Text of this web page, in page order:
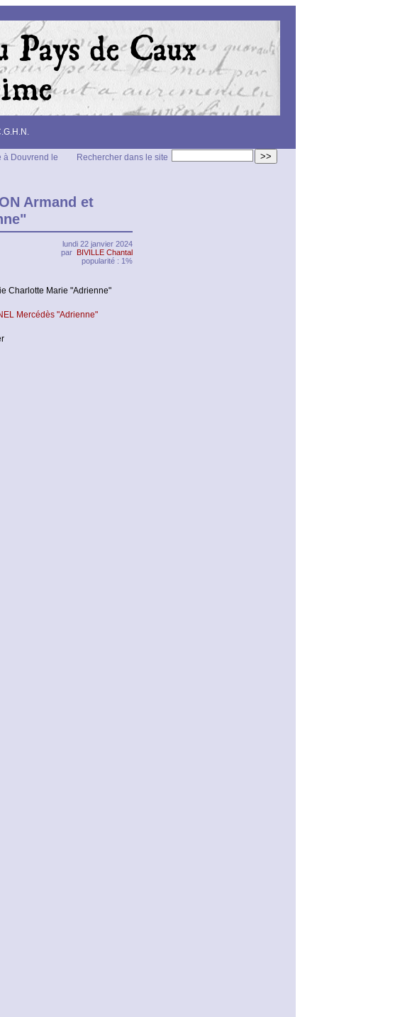
>>
Rechercher dans le site
à Douvrend le
Armand et
lundi 22 janvier 2024
par BIVILLE Chantal
popularité : 1%
Charlotte Marie "Adrienne"